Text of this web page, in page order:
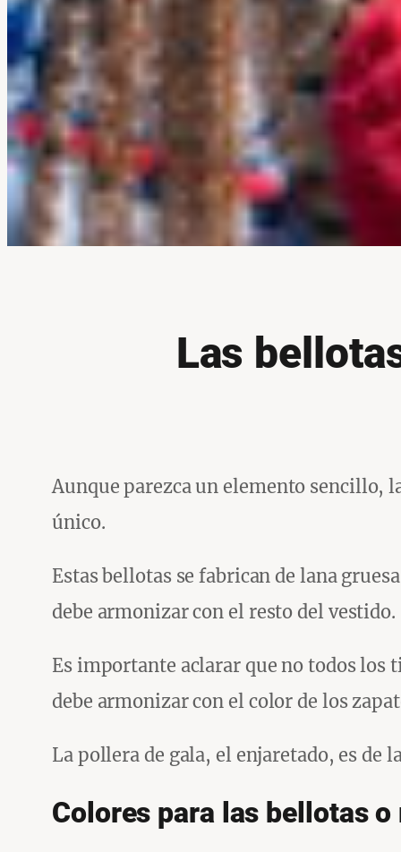
Las
Aunque parezca un elemento sencillo,
único.
Estas bellotas se fabrican de lana
debe armonizar con el resto del vestido.
Es importante aclarar que no todos los
debe armonizar con el color de los
La pollera de gala, el enjaretado, es de
Colores para las bellotas